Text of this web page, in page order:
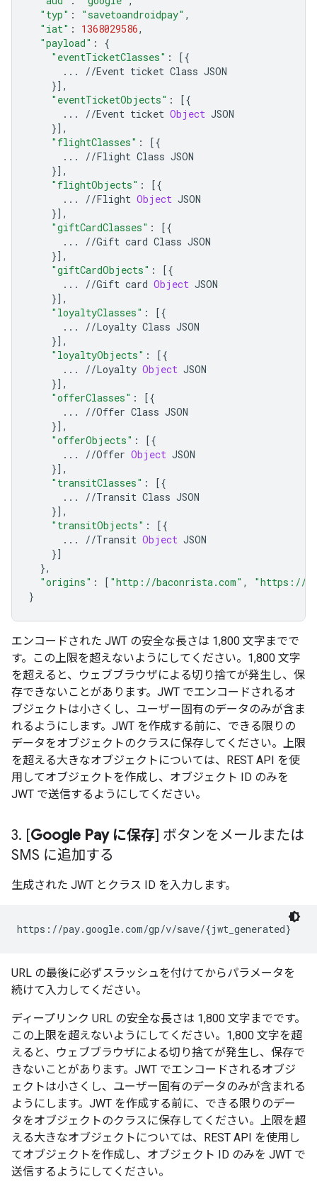
"typ" : "savetoandroidpay" ,
"iat" : 1368029586,
"payload" :
{
"eventTicketClasses" :
[{
...
//Event ticket Class JSON
}],
"eventTicketObjects" :
[{
...
//Event ticket Object JSON
}],
"flightClasses" :
[{
...
//Flight Class JSON
}],
"flightObjects" :
[{
...
//Flight Object JSON
}],
"giftCardClasses" :
[{
...
//Gift card Class JSON
}],
"giftCardObjects" :
[{
...
//Gift card Object JSON
}],
"loyaltyClasses" :
[{
...
//Loyalty Class JSON
}],
"loyaltyObjects" :
[{
...
//Loyalty Object JSON
}],
"offerClasses" :
[{
...
//Offer Class JSON
}],
"offerObjects" :
[{
...
//Offer Object JSON
}],
"transitClasses" :
[{
...
//Transit Class JSON
}],
"transitObjects" :
[{
...
//Transit Object JSON
}]
},
"origins" : [ "http://baconrista.com" ,
"https://
}
エンコードされた JWT の安全な長さは 1,800 文字までで
す。この上限を超えないようにしてください。1,800 文字
を超えると、ウェブブラウザによる切り捨てが発生し、保
存できないことがあります。JWT でエンコードされるオ
ブジェクトは小さくし、ユーザー固有のデータのみが含ま
れるようにします。JWT を作成する前に、できる限りの
データをオブジェクトのクラスに保存してください。上限
を超える大きなオブジェクトについては、REST API を使
用してオブジェクトを作成し、オブジェクト ID のみを
JWT で送信するようにしてください。
3. [Google Pay に保存] ボタンをメールまたは
SMS に追加する
生成された JWT とクラス ID を入力します。
https://pay.google.com/gp/v/save/{jwt_generated}
URL の最後に必ずスラッシュを付けてからパラメータを
続けて入力してください。
ディープリンク URL の安全な長さは 1,800 文字までです。
この上限を超えないようにしてください。1,800 文字を超
えると、ウェブブラウザによる切り捨てが発生し、保存で
きないことがあります。JWT でエンコードされるオブジ
ェクトは小さくし、ユーザー固有のデータのみが含まれる
ようにします。JWT を作成する前に、できる限りのデー
タをオブジェクトのクラスに保存してください。上限を超
える大きなオブジェクトについては、REST API を使用し
てオブジェクトを作成し、オブジェクト ID のみを JWT で
送信するようにしてください。